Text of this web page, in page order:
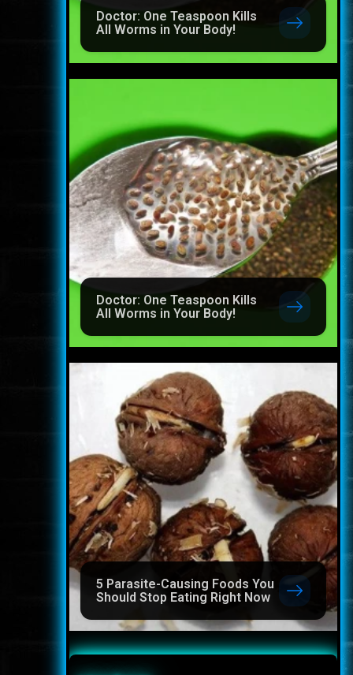
Doctor: One Teaspoon Kills
All Worms in Your Body!
Doctor: One Teaspoon Kills
All Worms in Your Body!
5 Parasite-Causing Foods You
Should Stop Eating Right Now